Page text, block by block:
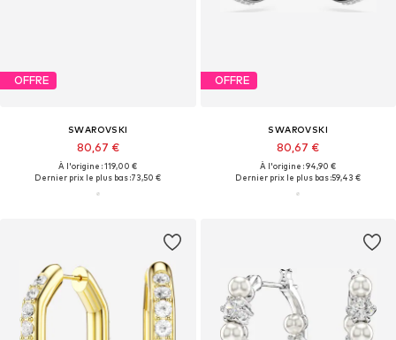
OFFRE
SWAROVSKI
80,67 €
À l'origine : 119,00 €
Dernier prix le plus bas :73,50 €
OFFRE
SWAROVSKI
80,67 €
À l'origine : 94,90 €
Dernier prix le plus bas :59,43 €